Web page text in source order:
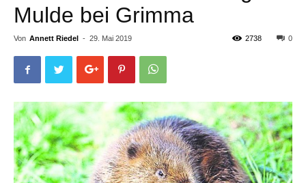
Mulde bei Grimma
Von Annett Riedel - 29. Mai 2019 0
2738